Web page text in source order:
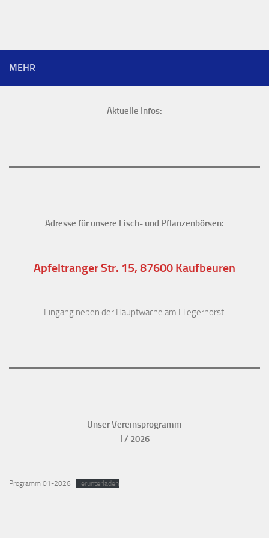
MEHR
Aktuelle Infos:
Adresse für unsere Fisch- und Pflanzenbörsen:
Apfeltranger Str. 15, 87600 Kaufbeuren
Eingang neben der Hauptwache am Fliegerhorst.
Unser Vereinsprogramm
I / 2026
Programm 01-2026 Herunterladen